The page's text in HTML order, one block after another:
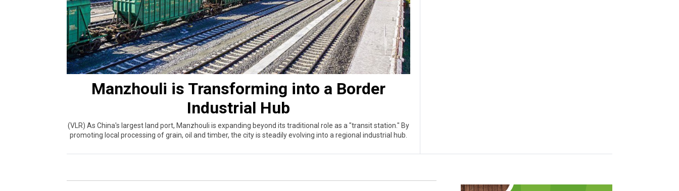
Manzhouli is Transforming into a Border
Industrial Hub
(VLR) As China's largest land port, Manzhouli is expanding beyond its traditional role as a "transit station." By
promoting local processing of grain, oil and timber, the city is steadily evolving into a regional industrial hub.